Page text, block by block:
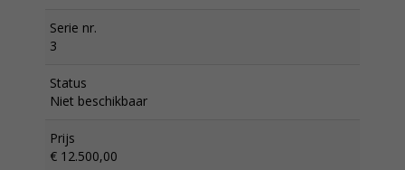
Serie nr.
3
Status
Niet beschikbaar
Prijs
€ 12.500,00